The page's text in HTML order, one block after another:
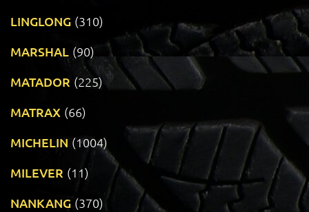
LINGLONG (310)
MARSHAL (90)
MATADOR (225)
MATRAX (66)
MICHELIN (1004)
MILEVER (11)
NANKANG (370)